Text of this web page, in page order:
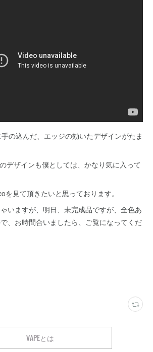
の込んだ、エッジの効いたデザインがたま
デザインも僕としては、かなり気に入って
見て頂きたいと思っております。
いますが、明日、未完成品ですが、全色あ
、お時間合いましたら、ご覧になってくだ
VAPEとは